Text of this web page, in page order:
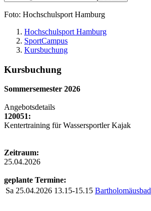
Foto: Hochschulsport Hamburg
Hochschulsport Hamburg
SportCampus
Kursbuchung
Kursbuchung
Sommersemester 2026
Angebotsdetails
120051:
Kentertraining für Wassersportler Kajak
Zeitraum:
25.04.2026
geplante Termine:
Sa 25.04.2026 13.15-15.15 Bartholomäusbad